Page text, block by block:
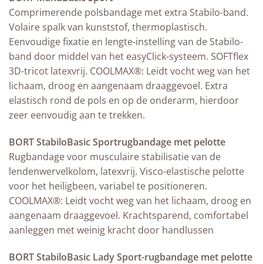
Comprimerende polsbandage met extra Stabilo-band.
Volaire spalk van kunststof, thermoplastisch.
Eenvoudige fixatie en lengte-instelling van de Stabilo-
band door middel van het easyClick-systeem. SOFTflex
3D-tricot latexvrij. COOLMAX®: Leidt vocht weg van het
lichaam, droog en aangenaam draaggevoel. Extra
elastisch rond de pols en op de onderarm, hierdoor
zeer eenvoudig aan te trekken.
BORT StabiloBasic Sportrugbandage met pelotte
Rugbandage voor musculaire stabilisatie van de
lendenwervelkolom, latexvrij. Visco-elastische pelotte
voor het heiligbeen, variabel te positioneren.
COOLMAX®: Leidt vocht weg van het lichaam, droog en
aangenaam draaggevoel. Krachtsparend, comfortabel
aanleggen met weinig kracht door handlussen
BORT StabiloBasic Lady Sport-rugbandage met pelotte